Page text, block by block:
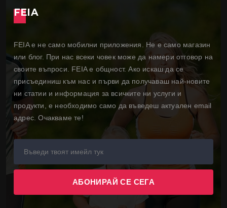
FEIA
FEIA е не само мобилни приложения. Не е само магазин
или блог. При нас всеки човек може да намери отговор на
своите въпроси. FEIA е общност. Ако искаш да се
присъединиш към нас и първи да получаваш най-новите
ни статии и информация за всичките ни услуги и
продукти, е необходимо само да въведеш актуален email
адрес. Очакваме те!